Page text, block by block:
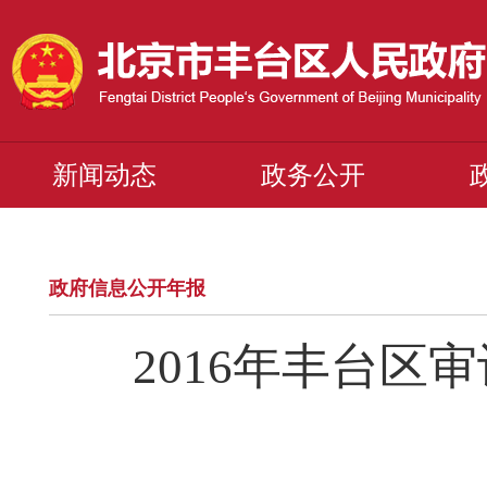
新闻动态 政务公开
政府信息公开年报
2016年丰台区